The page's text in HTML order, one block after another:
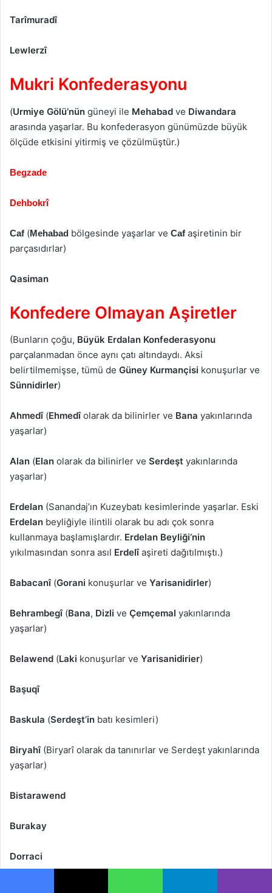
Tarîmuradî
Lewlerzî
Mukri Konfederasyonu
(Urmiye Gölü’nün güneyi ile Mehabad ve Diwandara
arasında yaşarlar. Bu konfederasyon günümüzde büyük
ölçüde etkisini yitirmiş ve çözülmüştür.)
Begzade
Dehbokrî
Caf (Mehabad bölgesinde yaşarlar ve Caf aşiretinin bir
parçasıdırlar)
Qasiman
Konfedere Olmayan Aşiretler
(Bunların çoğu, Büyük Erdalan Konfederasyonu
parçalanmadan önce aynı çatı altındaydı. Aksi
belirtilmemişse, tümü de Güney Kurmançisi konuşurlar ve
Sünnidirler)
Ahmedî (Ehmedîolarak da bilinirler ve Bana yakınlarında
yaşarlar)
Alan (Elan olarak da bilinirler ve Serdeşt yakınlarında
yaşarlar)
Erdelan (Sanandaj’ın Kuzeybatı kesimlerinde yaşarlar. Eski
Erdelan beyliğiyle ilintili olarak bu adı çok sonra
kullanmaya başlamışlardır. Erdelan Beyliği’nin
yıkılmasından sonra asıl Erdelîaşireti dağıtılmıştı.)
Babacanî (Gorani konuşurlar ve Yarisanidirler)
Behrambegî (Bana, Dizli ve Çemçemal yakınlarında
yaşarlar)
Belawend (Laki konuşurlar ve Yarisanidirier)
Başuqî
Baskula (Serdeşt’in batı kesimleri)
Biryahî (Biryarî olarak da tanınırlar ve Serdeşt yakınlarında
yaşarlar)
Bistarawend
Burakay
Dorraci